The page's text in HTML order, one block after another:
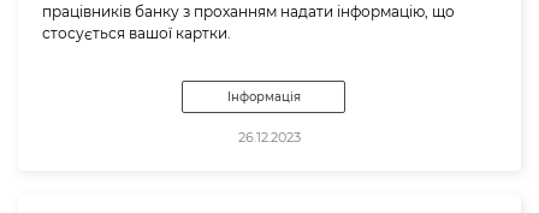
працівників банку з проханням надати інформацію, що
стосується вашої картки.
Інформація
26.12.2023